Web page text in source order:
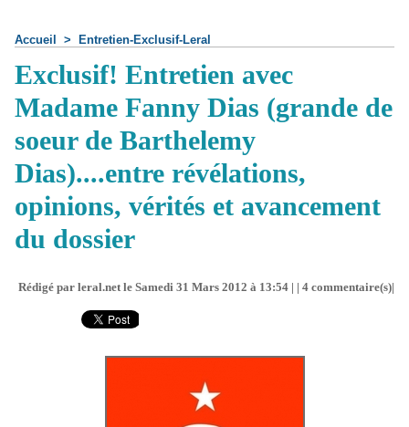
Accueil > Entretien-Exclusif-Leral
Exclusif! Entretien avec
Madame Fanny Dias (grande de
soeur de Barthelemy
Dias)....entre révélations,
opinions, vérités et avancement
du dossier
Rédigé par leral.net le Samedi 31 Mars 2012 à 13:54 | | 4 commentaire(s)|